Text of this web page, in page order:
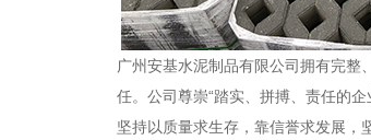
广州安基水泥制品有限公司拥有完整
任。公司尊崇“踏实、拼搏、责任的
坚持以质量求生存，靠信誉求发展，